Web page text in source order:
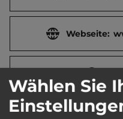
Webseite:
Wählen Sie